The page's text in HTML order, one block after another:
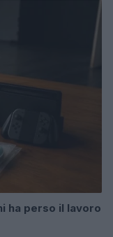
ha perso il lavoro